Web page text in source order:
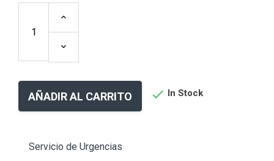
AÑADIR AL CARRITO  In Stock
Servicio de Urgencias